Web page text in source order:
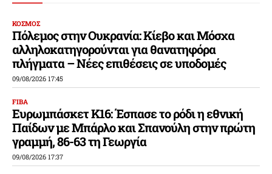
ΚΟΣΜΟΣ
Πόλεμος στην Ουκρανία: Κίεβο και Μόσχα
αλληλοκατηγορούνται για θανατηφόρα
πλήγματα – Νέες επιθέσεις σε υποδομές
09/08/2026 17:45
FIBA
Ευρωμπάσκετ Κ16: Έσπασε το ρόδι η εθνική
Παίδων με Μπάρλο και Σπανούλη στην πρώτη
γραμμή, 86-63 τη Γεωργία
09/08/2026 17:37